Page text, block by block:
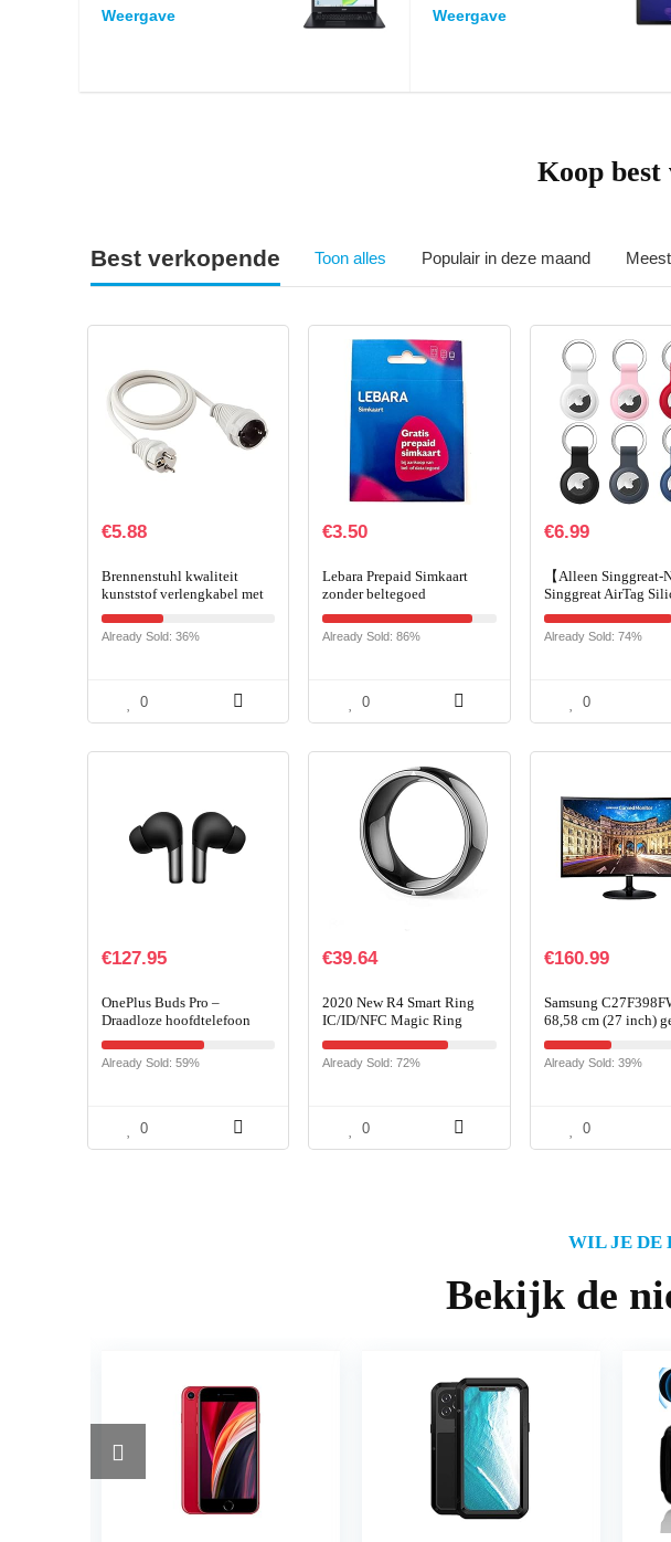
Weergave Weergave
Koop best
Best verkopende Toon alles Populair in deze maand
€5.88
Brennenstuhl kwaliteit
kunststof verlengkabel met
geaarde stekker en
koppeling (verlengsnoer
voor binnen met 2m kabel…
Already Sold: 36%
0
€3.50
Lebara Prepaid Simkaart
zonder beltegoed
Already Sold: 86%
0
€6.99
【Alleen Singgreat-
Singgreat AirTag
Hoesje 6 Pack, AirTag
Houders Compatibel
Apple AirTag
Already Sold: 74%
0
€127.95
OnePlus Buds Pro –
Draadloze hoofdtelefoon
met tot 38 uur batterijduur
en Smart Adaptive Noise
Cancellation – Mat Zwart
Already Sold: 59%
0
€39.64
2020 New R4 Smart Ring
IC/ID/NFC Magic Ring
Access Control Card Cloud
Smart Home Mobiele
telefoon-accessoires (voor
Already Sold: 72%
0
€160.99
Samsung
68,58 cm (27 inch)
monitor (HDMI,
4ms, 1920 x 1080
Already Sold: 39%
0
WIL JE DE
Bekijk de